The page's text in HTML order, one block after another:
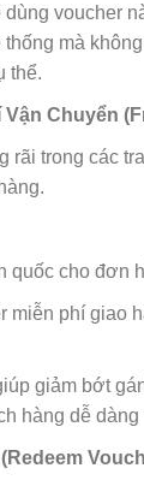
voucher
thống mà
thể.
Vận Chuyển
rãi trong các
quốc cho đơn
miễn phí giao
giảm bớt
hàng dễ dàng